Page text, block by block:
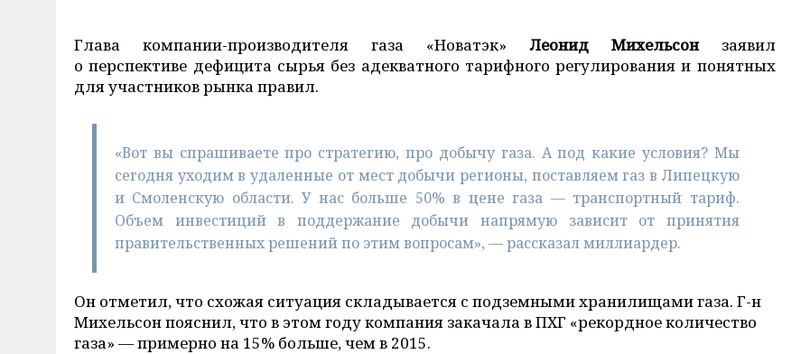
Глава компании-производителя газа «Новатэк» Леонид Михельсонзаявил
о перспективе дефицита сырья без адекватного тарифного регулирования и понятных
для участников рынка правил.
«Вот вы спрашиваете про стратегию, про добычу газа. А под какие условия? Мы
сегодня уходим в удаленные от мест добычи регионы, поставляем газ в Липецкую
и Смоленскую области. У нас больше 50% в цене газа — транспортный тариф.
Объем инвестиций в поддержание добычи напрямую зависит от принятия
правительственных решений по этим вопросам», — рассказал миллиардер.
Он отметил, что схожая ситуация складывается с подземными хранилищами газа. Г-н
Михельсон пояснил, что в этом году компания закачала в ПХГ «рекордное количество
газа» — примерно на 15% больше, чем в 2015.